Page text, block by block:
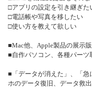
□アプリの設定を引き継ぎた
□電話帳や写真を移したい
□使い方を教えて欲しい
■Mac他、Apple製品の展示
■自作パソコン、各種パーツ
■「データが消えた」、「
ホのデータ復旧、データ救